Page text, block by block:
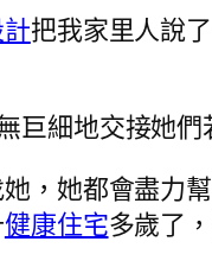
把我家里人說
巨細地交接她們
，她都會盡力
健康住宅多歲了